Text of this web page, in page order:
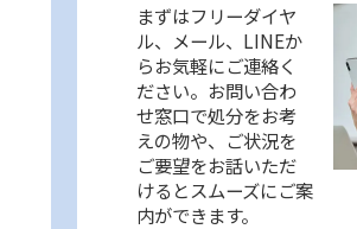
まずはフリーダイヤ
ル、メール、LINEか
らお気軽にご連絡く
ださい。お問い合わ
せ窓口で処分をお考
えの物や、ご状況を
ご要望をお話いただ
けるとスムーズにご案
内ができます。